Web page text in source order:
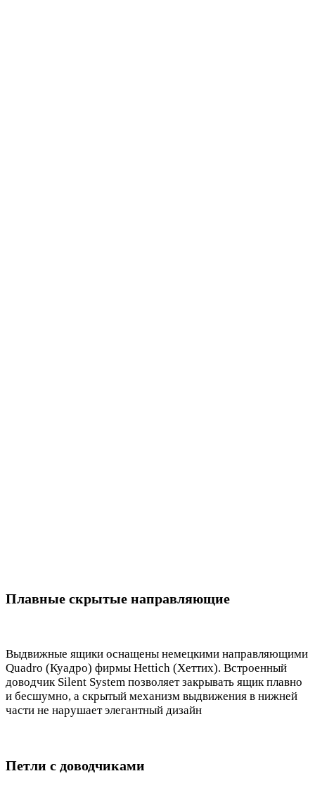
Плавные скрытые направляющие
Выдвижные ящики оснащены немецкими направляющими
Quadro (Куадро) фирмы Hettich (Хеттих). Встроенный
доводчик Silent System позволяет закрывать ящик плавно
и бесшумно, а скрытый механизм выдвижения в нижней
части не нарушает элегантный дизайн
Петли с доводчиками